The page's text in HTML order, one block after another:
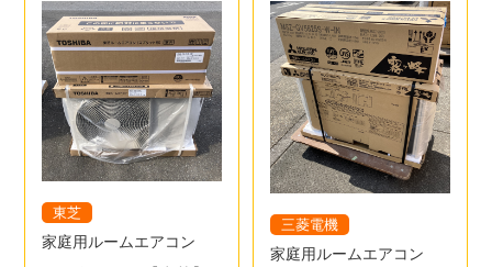
4.出張買取・お支払い
電気工事の資格を持ったスタッフがお伺いし、取り外し工
事を行います。買取価格は現地現金払いになりますので、
その場で査定、取り外し、買取価格を現金でお渡ししま
れ物がないようにしてください。
東芝
家庭用ルームエアコン
三菱電機
家庭用ルームエアコン